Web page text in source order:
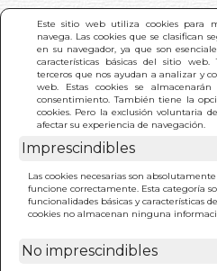
Este sitio web utiliza cookies para
navega. Las cookies que se clasifican
en su navegador, ya que son
características básicas del sitio
terceros que nos ayudan a analizar y
web. Estas cookies se
consentimiento. También tiene la
cookies. Pero la exclusión voluntaria
afectar su experiencia de navegación.
Imprescindibles
Las cookies necesarias son
funcione correctamente. Esta categoría
funcionalidades básicas y características
cookies no almacenan ninguna
No imprescindibles
INICIO > GRAN